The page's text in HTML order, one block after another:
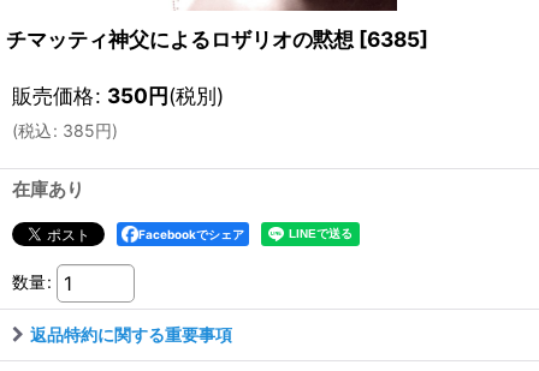
チマッティ神父によるロザリオの黙想 [6385]
販売価格: 350円(税別)
(税込: 385円)
在庫あり
Facebookでシェア
数量:
返品特約に関する重要事項